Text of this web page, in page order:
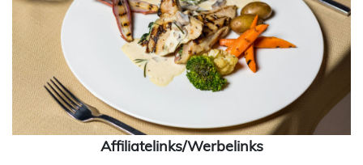
Affiliatelinks/Werbelinks